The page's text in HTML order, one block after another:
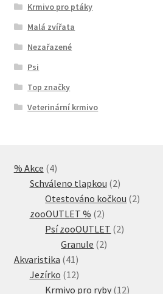
Krmivo pro ptáky
Malá zvířata
Nezařazené
Psi
Top značky
Veterinární krmivo
% Akce 44
produkty
Schváleno tlapkou 22
produkty
Otestováno kočkou 22
zooOUTLET % 22
produkty
Psí zooOUTLET 22
Granule 22
Akvaristika 41 41
produktů
Jezírko 1212
produktů
Krmivo pro ryby 1212